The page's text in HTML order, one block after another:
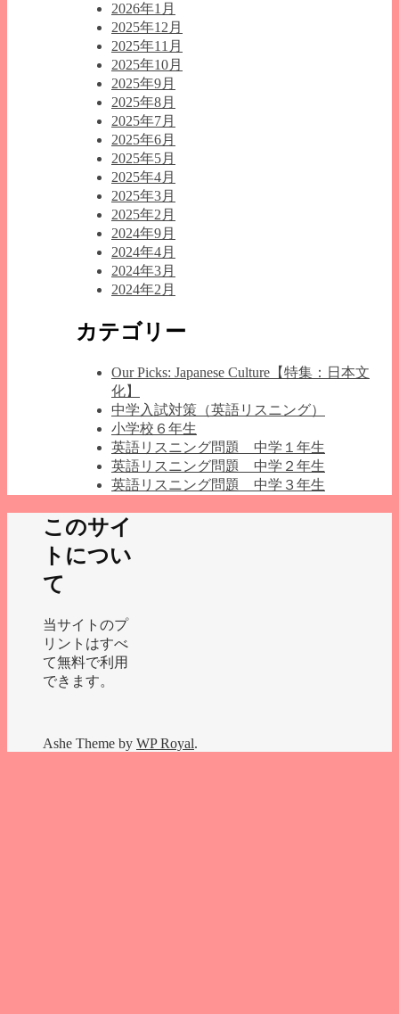
2026年1月
2025年12月
2025年11月
2025年10月
2025年9月
2025年8月
2025年7月
2025年6月
2025年5月
2025年4月
2025年3月
2025年2月
2024年9月
2024年4月
2024年3月
2024年2月
カテゴリー
Our Picks: Japanese Culture【特集：日本文
化】
中学入試対策（英語リスニング）
小学校６年生
英語リスニング問題 中学１年生
英語リスニング問題 中学２年生
英語リスニング問題 中学３年生
このサイ
トについ
て
当サイトのプ
リントはすべ
て無料で利用
できます。
Ashe Theme by WP Royal.